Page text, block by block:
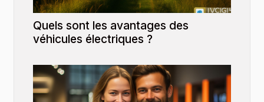
Quels sont les avantages des
véhicules électriques ?